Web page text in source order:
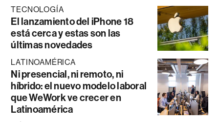
TECNOLOGÍA
El lanzamiento del iPhone 18
está cerca y estas son las
últimas novedades
LATINOAMÉRICA
Ni presencial, ni remoto, ni
híbrido: el nuevo modelo laboral
que WeWork ve crecer en
Latinoamérica